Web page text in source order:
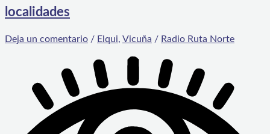
localidades
Deja un comentario / Elqui, Vicuña / Radio Ruta Norte